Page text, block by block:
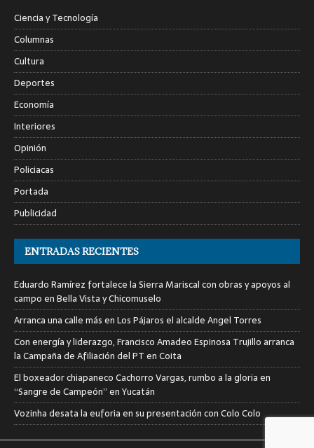
Ciencia y Tecnología
Columnas
Cultura
Deportes
Economía
Interiores
Opinión
Policiacas
Portada
Publicidad
ENTRADAS RECIENTES
Eduardo Ramírez fortalece la Sierra Mariscal con obras y apoyos al
campo en Bella Vista y Chicomuselo
Arranca una calle más en Los Pájaros el alcalde Angel Torres
Con energía y liderazgo, Francisco Amadeo Espinosa Trujillo arranca
la Campaña de Afiliación del PT en Coita
El boxeador chiapaneco Cachorro Vargas, rumbo a la gloria en
“Sangre de Campeón” en Yucatán
Vozinha desata la euforia en su presentación con Colo Colo